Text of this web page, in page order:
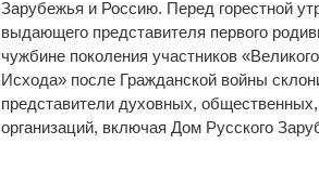
Зарубежья и Россию. Перед горестной
выдающего представителя первого
чужбине поколения участников
Исхода» после Гражданской войны
представители духовных,
организаций, включая Дом Русского